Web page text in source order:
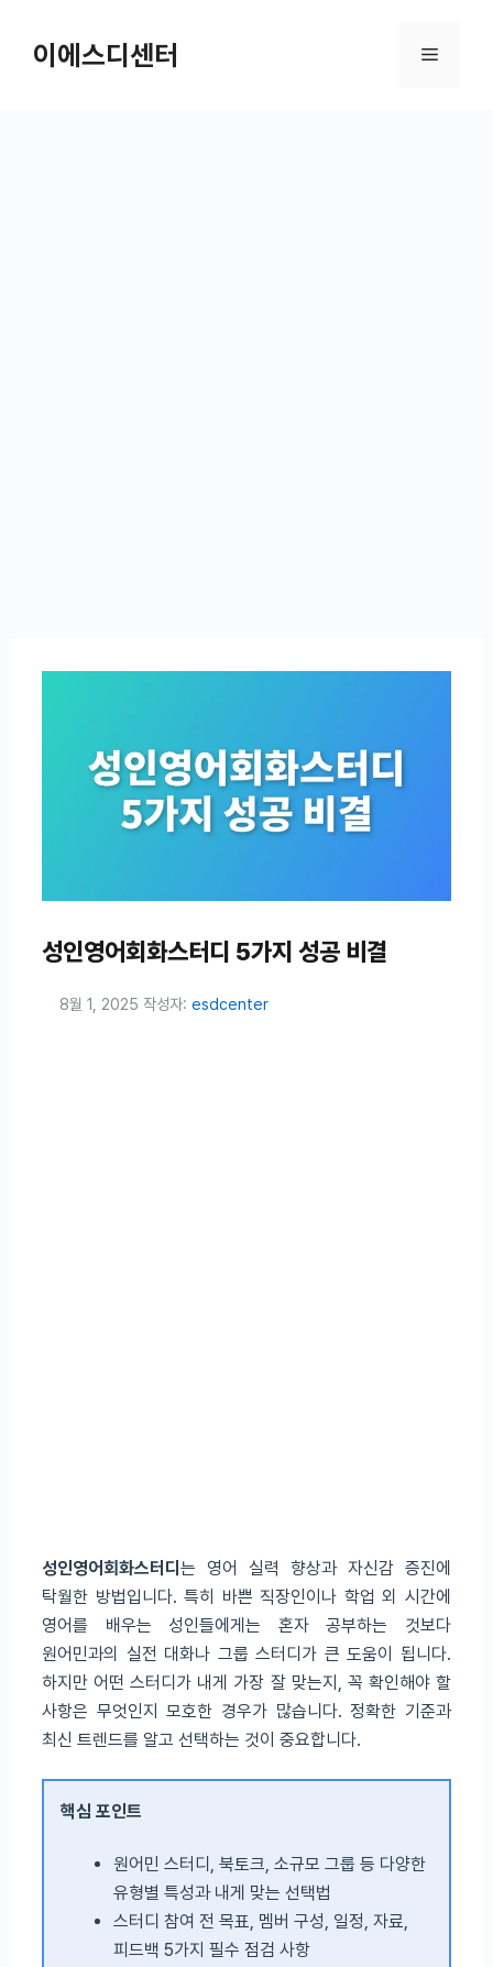
건너뛰기이에스디센터 메뉴
성인영어회화스터디 5가지 성공 비결
8월 1, 2025 작성자: esdcenter
성인영어회화스터디 는 영어 실력 향상과 자신감 증진에
탁월한 방법입니다. 특히 바쁜 직장인이나 학업 외 시간에
영어를 배우는 성인들에게는 혼자 공부하는 것보다
원어민과의 실전 대화나 그룹 스터디가 큰 도움이 됩니다.
하지만 어떤 스터디가 내게 가장 잘 맞는지, 꼭 확인해야 할
사항은 무엇인지 모호한 경우가 많습니다. 정확한 기준과
최신 트렌드를 알고 선택하는 것이 중요합니다.
핵심 포인트
원어민 스터디, 북토크, 소규모 그룹 등 다양한
유형별 특성과 내게 맞는 선택법
스터디 참여 전 목표, 멤버 구성, 일정, 자료,
피드백 5가지 필수 점검 사항